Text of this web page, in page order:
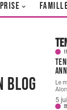
blog
Le
5